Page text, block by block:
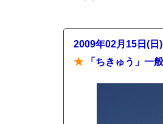
2009年02月15日(日)
★ 「ちきゅう」一